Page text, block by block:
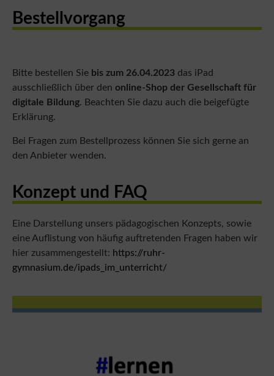
Bestellvorgang
Bitte bestellen Sie bis zum 26.04.2023 das iPad
ausschließlich über den online-Shop der Gesellschaft für
digitale Bildung. Beachten Sie dazu auch die beigefügte
Erklärung.
Bei Fragen zum Bestellprozess können Sie sich gerne an
den Anbieter wenden.
Konzept und FAQ
Eine Darstellung unsers pädagogischen Konzepts, sowie
eine Auflistung von häufig auftretenden Fragen haben wir
hier zusammengestellt: https://ruhr-
gymnasium.de/ipads_im_unterricht/